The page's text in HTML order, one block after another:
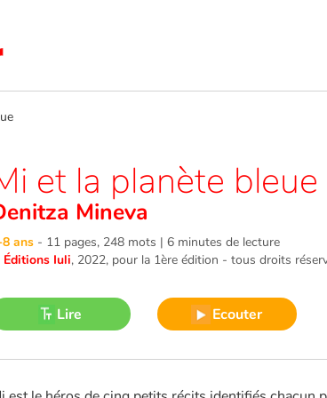
et la planète bleue
Mineva
ans - 11 pages, 248 mots | 6 minutes de lecture
Éditions Iuli, 2022, pour la 1ère édition - tous droits
Lire Ecouter